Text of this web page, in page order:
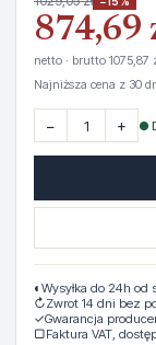
874,69
netto · brutto 1075,87
Najniższa cena z 30
− + ●
◐ Wysyłka do 24h od
↻Zwrot 14 dni bez
✓Gwarancja
▢Faktura VAT,